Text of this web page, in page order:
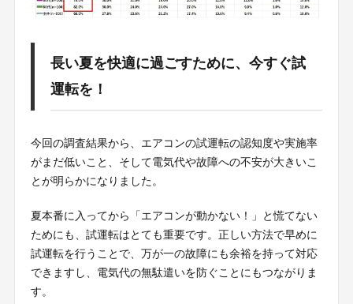
長い夏を快適に過ごすために、今すぐ試
運転を！
今回の調査結果から、エアコンの試運転の認知度や実施率
がまだ低いこと、そして電気代や故障への不安が大きいこ
とが明らかになりました。
夏本番に入ってから「エアコンが動かない！」と慌てない
ためにも、試運転はとても重要です。正しい方法で早めに
試運転を行うことで、万が一の故障にも余裕を持って対応
できますし、電気代の無駄遣いを防ぐことにもつながりま
す。